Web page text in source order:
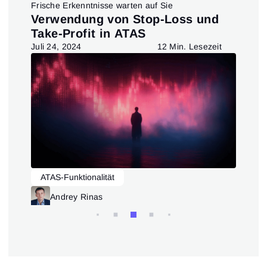
Frische Erkenntnisse warten auf Sie
Verwendung von Stop-Loss und
Take-Profit in ATAS
Juli 24, 2024 12 Min. Lesezeit
ATAS-Funktionalität
Andrey Rinas